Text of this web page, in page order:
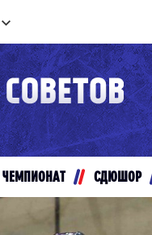
Конференция
Дивизион Золотой
Авто
ЧЕМПИОНАТ СДЮШОР